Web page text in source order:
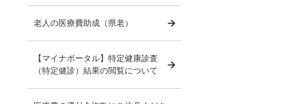
老人の医療費助成（県老）
【マイナポータル】特定健康診査
（特定健診）結果の閲覧について